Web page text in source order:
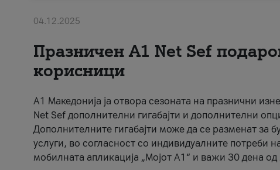
04.12.2025
Празничен A1 Net Sеf
корисници
А1 Македонија ја отвора сезоната на празнични
Net Sef дополнителни гигабајти и дополнителни
Дополнителните гигабајти може да се разменат за
услуги, во согласност со индивидуалните потреби
мобилната апликација „Мојот А1“ и важи 30 дена